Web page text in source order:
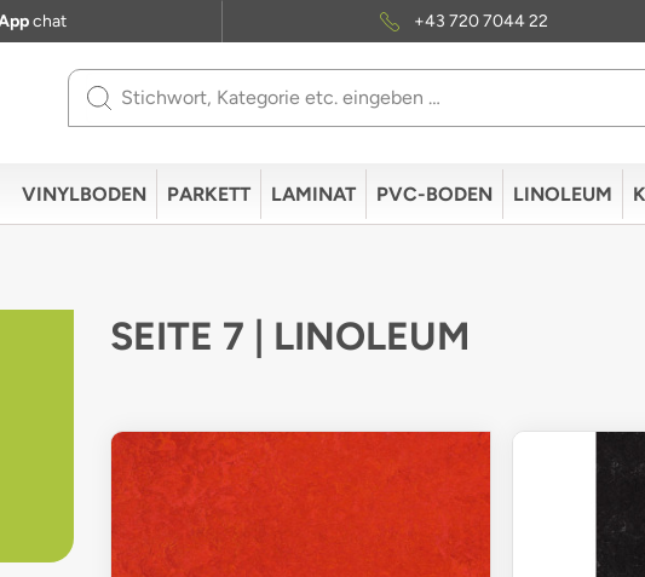
chat +43 720 7044 22
Use
down
Press
search
VINYLBODEN PARKETT LAMINAT PVC-BODEN LINOLEUM
SEITE 7 | LINOLEUM